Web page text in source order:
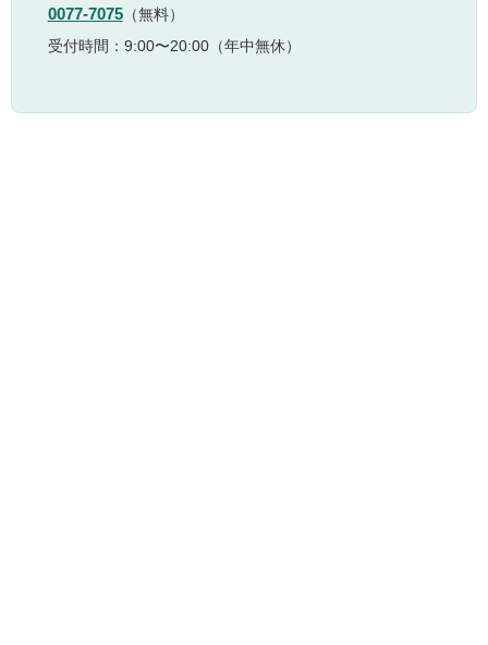
0077-7075（無料）
受付時間：9:00〜20:00（年中無休）